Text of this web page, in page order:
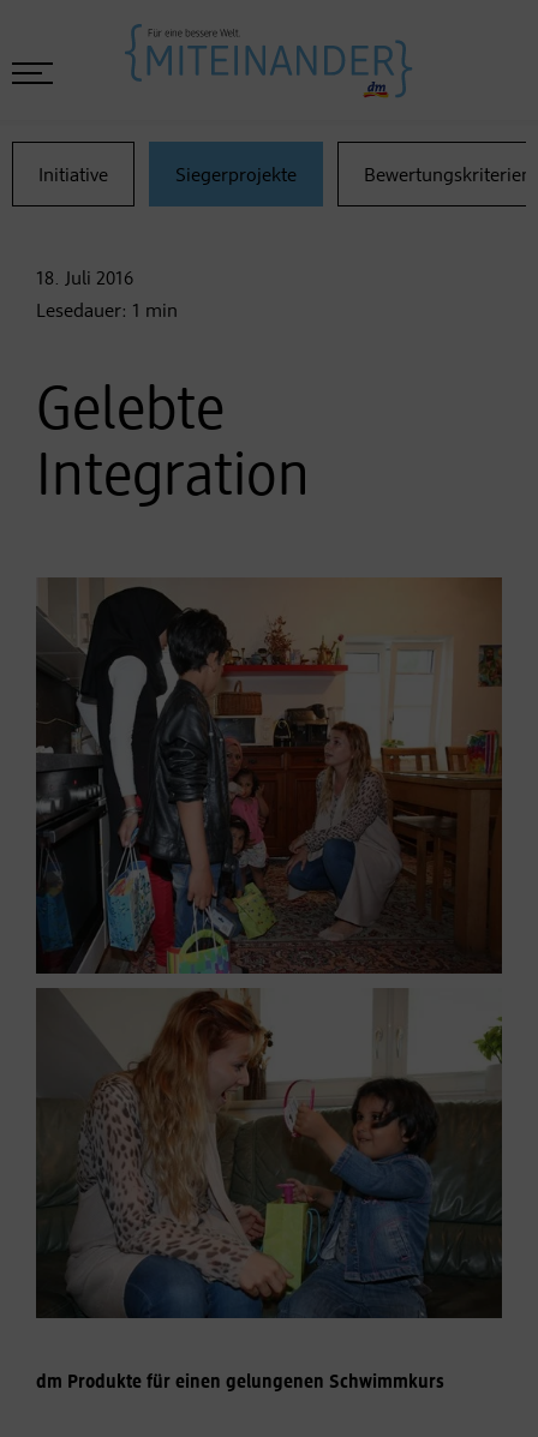
Initiative Siegerprojekte Bewertungskriterien
18. Juli 2016
Lesedauer: 1 min
Gelebte
Integration
dm Produkte für einen gelungenen Schwimmkurs